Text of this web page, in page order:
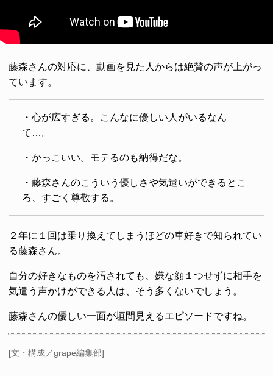
藤森さんの対応に、動画を見た人からは絶賛の声が上がっ
ています。
・心が広すぎる。こんなに優しい人がいるなん
て…。
・かっこいい。モテるのも納得だな。
・藤森さんのこういう優しさや気遣いができるとこ
ろ、すごく尊敬する。
２年に１回は乗り換えてしまうほどの車好きで知られてい
る藤森さん。
自分の好きなものを汚されても、嫌な顔１つせずに相手を
気遣う声かけができる人は、そう多くないでしょう。
藤森さんの優しい一面が垣間見えるエピソードですね。
[文・構成／grape編集部]